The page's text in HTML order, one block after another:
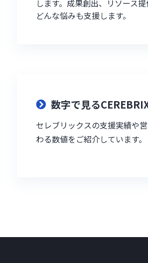
します。成果創出、リソース
どんな悩みも支援します。
数字で見る
セレブリックスの支援実績や
わる数値をご紹介しています。